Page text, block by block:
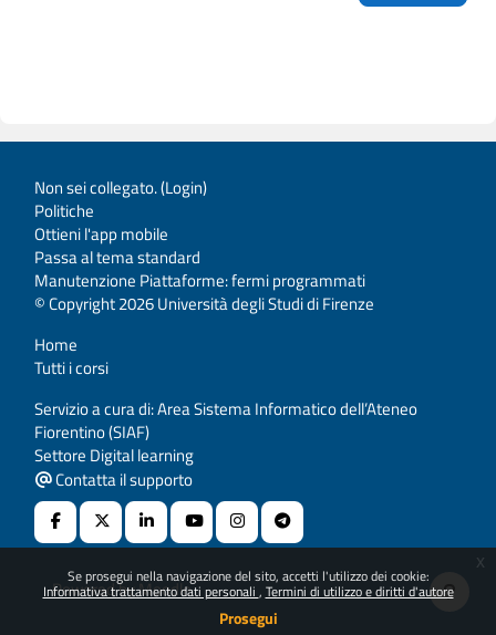
Se prosegui nella navigazione del sito, accetti l'utilizzo dei cookie:
Informativa trattamento dati personali Termini di utilizzo e diritti d'autore
Prosegui
x
Non sei collegato. (Login)
Politiche
Ottieni l'app mobile
Passa al tema standard
Manutenzione Piattaforme: fermi programmati
© Copyright 2026 Università degli Studi di Firenze
Home
Tutti i corsi
Servizio a cura di: Area Sistema Informatico dell’Ateneo
Fiorentino (SIAF)
Settore Digital learning
Contatta il supporto
Powered byMoodle